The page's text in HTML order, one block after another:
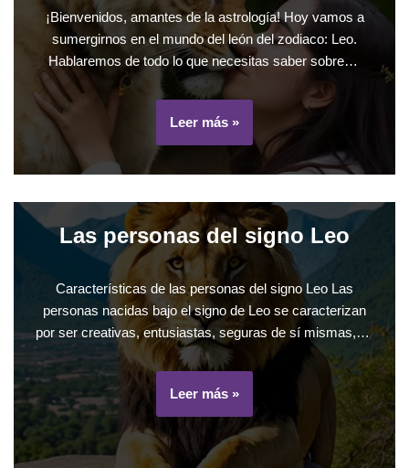
¡Bienvenidos, amantes de la astrología! Hoy vamos a
sumergirnos en el mundo del león del zodiaco: Leo.
Hablaremos de todo lo que necesitas saber sobre…
Leer más »
Las personas del signo Leo
Características de las personas del signo Leo Las
personas nacidas bajo el signo de Leo se caracterizan
por ser creativas, entusiastas, seguras de sí mismas,…
Leer más »